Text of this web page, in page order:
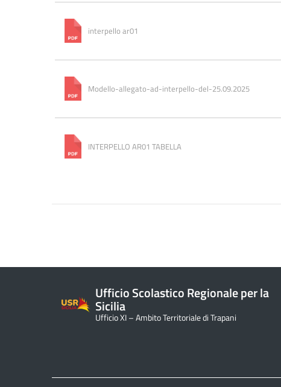
interpello ar01
Modello-allegato-ad-interpello-del-25.09.2025
INTERPELLO AR01 TABELLA
Ufficio Scolastico Regionale per la
Sicilia
Ufficio XI – Ambito Territoriale di Trapani